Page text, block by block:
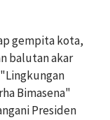
gempita kota,
balutan akar
Bimasena"
Presiden